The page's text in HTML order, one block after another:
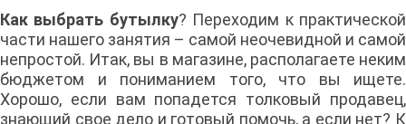
Как выбрать бутылку? Переходим к практической
части нашего занятия – самой неочевидной и самой
непростой. Итак, вы в магазине, располагаете неким
бюджетом и пониманием того, что вы ищете.
Хорошо, если вам попадется толковый продавец,
знающий свое дело и готовый помочь, а если нет? К